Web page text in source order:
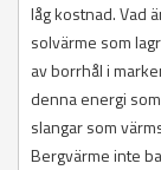
låg kostnad. Vad
solvärme som
av borrhål i
denna energi
slangar som
Bergvärme inte